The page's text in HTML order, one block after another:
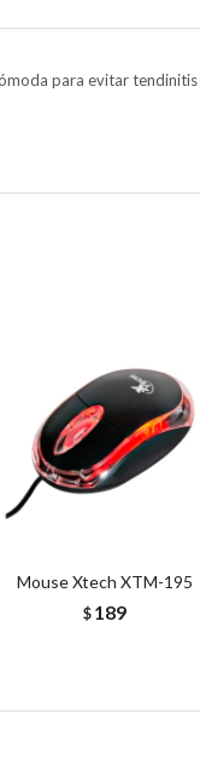
para evitar tendinitis
Mouse Xtech XTM-195
$189